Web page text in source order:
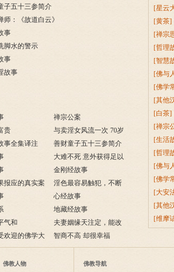
子五十三参简介
师：《故道白云》
事
脚水的警示
事
故事
禅宗公案
贵
与卖淫女风流一次 70岁
花心老汉染恶疾
事全集译注
善财童子五十三参简介
大难不死 意外获得足以
致富的特异功能
金刚经故事
报应的真实案
淫色最容易触犯，不断
淫欲心难清静
心经故事
地藏经故事
气和
夫妻姻缘天注定，能改
变吗？
欢迎的佛学大
作
智商不高 却很幸福
[星云
[黄茶]
[禅宗
门心
[哲理
[智慧
[佛与
[佛学
[其他
着相
[白茶]
[禅宗
[生活
[哲理
作威
[佛与
外
[佛学
[大安
性
[其他
[维摩
佛教人物
佛教导航